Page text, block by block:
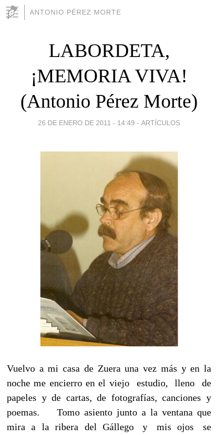
ANTONIO PÉREZ MORTE
LABORDETA,
¡MEMORIA VIVA!
(Antonio Pérez Morte)
26 DE ENERO DE 2011 - 14:49 - ARTÍCULOS
Vuelvo a mi casa de Zuera una vez más y en la
noche me encierro en el viejo estudio, lleno de
papeles y de cartas, de fotografías, canciones y
poemas. Tomo asiento junto a la ventana que
mira a la ribera del Gállego y mis ojos se